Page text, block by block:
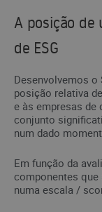
A posição
de ESG
Desenvolvemos o
posição relativa
e às empresas de
conjunto
num dado
Em função da
componentes que
numa escala /